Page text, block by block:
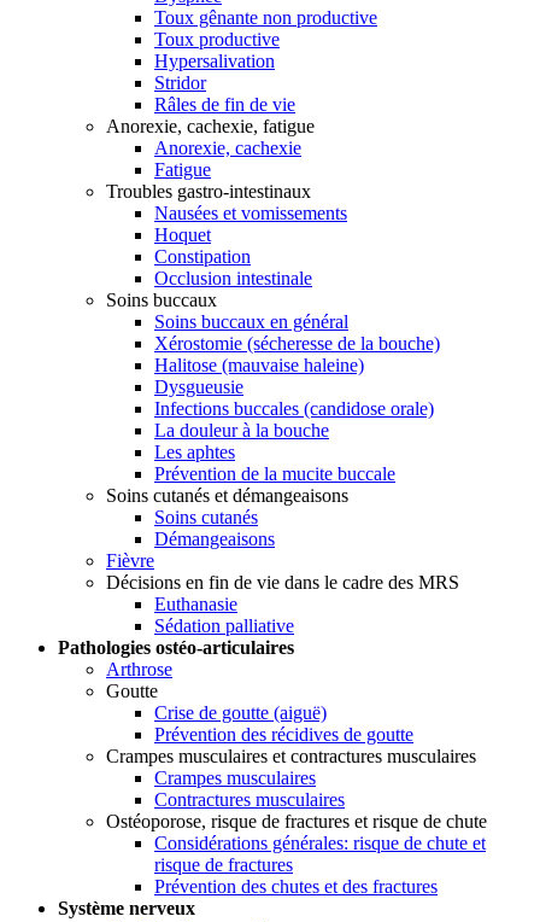
Toux gênante non productive
Toux productive
Hypersalivation
Stridor
Râles de fin de vie
Anorexie, cachexie, fatigue
Anorexie, cachexie
Fatigue
Troubles gastro-intestinaux
Nausées et vomissements
Hoquet
Constipation
Occlusion intestinale
Soins buccaux
Soins buccaux en général
Xérostomie (sécheresse de la bouche)
Halitose (mauvaise haleine)
Dysgueusie
Infections buccales (candidose orale)
La douleur à la bouche
Les aphtes
Prévention de la mucite buccale
Soins cutanés et démangeaisons
Soins cutanés
Démangeaisons
Fièvre
Décisions en fin de vie dans le cadre des MRS
Euthanasie
Sédation palliative
Pathologies ostéo-articulaires
Arthrose
Goutte
Crise de goutte (aiguë)
Prévention des récidives de goutte
Crampes musculaires et contractures musculaires
Crampes musculaires
Contractures musculaires
Ostéoporose, risque de fractures et risque de chute
Considérations générales: risque de chute et
risque de fractures
Prévention des chutes et des fractures
Système nerveux